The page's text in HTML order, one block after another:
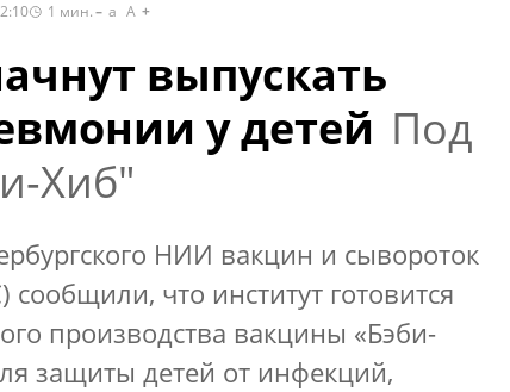
1 мин. a A
выпускать
у детей Под
Хиб"
НИИ вакцин и сывороток
что институт готовится
производства вакцины «Бэби-
защиты детей от инфекций,